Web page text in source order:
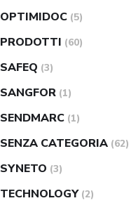
OPTIMIDOC (5)
PRODOTTI (60)
SAFEQ (3)
SANGFOR (1)
SENDMARC (1)
SENZA CATEGORIA (62)
SYNETO (3)
TECHNOLOGY (2)